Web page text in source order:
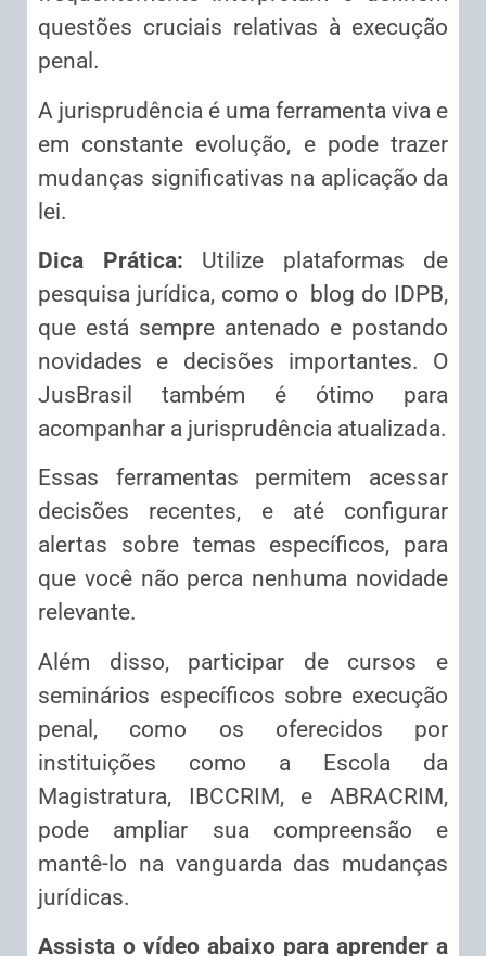
questões cruciais relativas à execução
penal.
A jurisprudência é uma ferramenta viva e
em constante evolução, e pode trazer
mudanças significativas na aplicação da
lei.
Dica Prática: Utilize plataformas de
pesquisa jurídica, como o blog do IDPB,
que está sempre antenado e postando
novidades e decisões importantes. O
JusBrasil também é ótimo para
acompanhar a jurisprudência atualizada.
Essas ferramentas permitem acessar
decisões recentes, e até configurar
alertas sobre temas específicos, para
que você não perca nenhuma novidade
relevante.
Além disso, participar de cursos e
seminários específicos sobre execução
penal, como os oferecidos por
instituições como a Escola da
Magistratura, IBCCRIM, e ABRACRIM,
pode ampliar sua compreensão e
mantê-lo na vanguarda das mudanças
jurídicas.
Assista o vídeo abaixo para aprender a